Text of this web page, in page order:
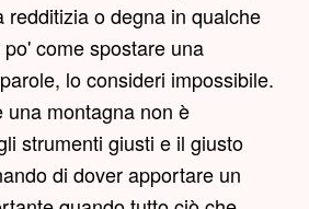
redditizia o degna in qualche
come spostare una
lo consideri impossibile.
una montagna non è
strumenti giusti e il giusto
di dover apportare un